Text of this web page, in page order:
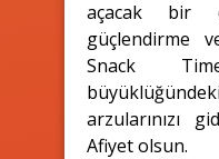
açacak bir
güçlendirme
Snack
arzularınızı
Afiyet olsun.